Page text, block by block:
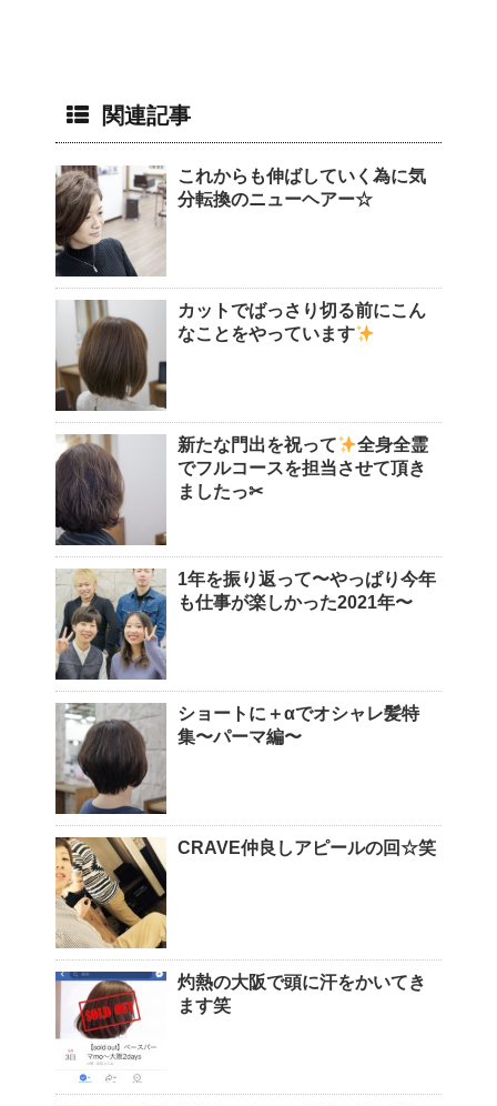
関連記事
これからも伸ばしていく為に気
分転換のニューヘアー☆
カットでばっさり切る前にこん
なことをやっています
新たな門出を祝って
全身全霊
でフルコースを担当させて頂き
ましたっ✂︎
1年を振り返って〜やっぱり今年
も仕事が楽しかった2021年〜
ショートに＋αでオシャレ髪特
集〜パーマ編〜
CRAVE仲良しアピールの回☆笑
灼熱の大阪で頭に汗をかいてき
ます笑